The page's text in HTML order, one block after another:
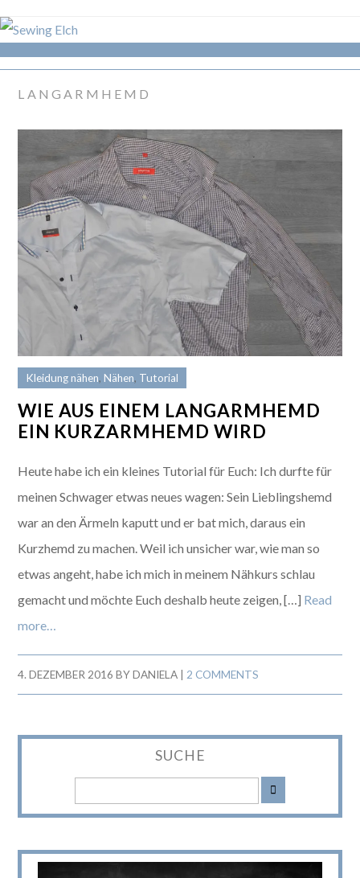
LANGARMHEMD
Kleidung nähen,Nähen, Tutorial
WIE AUS EINEM LANGARMHEMD
EIN KURZARMHEMD WIRD
Heute habe ich ein kleines Tutorial für Euch: Ich durfte für
meinen Schwager etwas neues wagen: Sein Lieblingshemd
war an den Ärmeln kaputt und er bat mich, daraus ein
Kurzhemd zu machen. Weil ich unsicher war, wie man so
etwas angeht, habe ich mich in meinem Nähkurs schlau
gemacht und möchte Euch deshalb heute zeigen, […] Read
more…
4. DEZEMBER 2016 BYDANIELA | 2 COMMENTS
SUCHE